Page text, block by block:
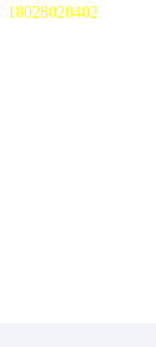
18028020402